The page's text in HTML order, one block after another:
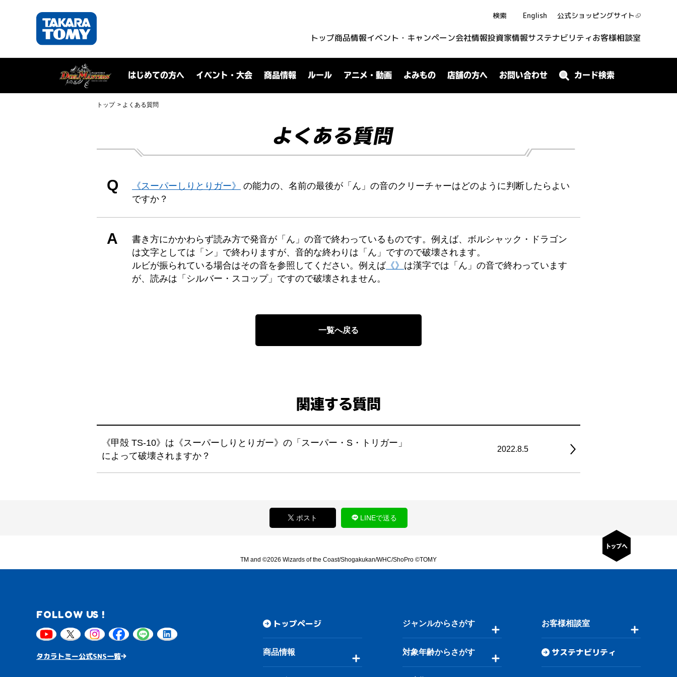
検索 English 公式ショッピングサイト
トップ商品情報イベント・キャンペーン会社情報投資家情報サステナビリティお客様相談室
はじめての方へ イベント・大会 商品情報 ルール アニメ・動画 よみもの 店舗の方へ お問い合わせ カード検索
トップ よくある質問
よくある質問
Q 《スーパーしりとりガー》
の能力の、名前の最後が「ん」の音のクリーチャーはどのように判断したらよい
ですか？
A
書き方にかかわらず読み方で発音が「ん」の音で終わっているものです。例えば、ボルシャック・ドラゴン
は文字としては「ン」で終わりますが、音的な終わりは「ん」ですので破壊されます。
ルビが振られている場合はその音を参照してください。例えば《》 は漢字では「ん」の音で終わっています
が、読みは「シルバー・スコップ」ですので破壊されません。
一覧へ戻る
関連する質問
《甲殻 TS-10》は《スーパーしりとりガー》の「スーパー・S・トリガー」
によって破壊されますか？
2022.8.5
ポスト LINEで送る
TM and ©2026 Wizards of the Coast/Shogakukan/WHC/ShoPro ©TOMY
FOLLOW US !
タカラトミー公式SNS一覧
トップページ
商品情報
ジャンルからさがす
対象年齢からさがす
お客様相談室
サステナビリティ